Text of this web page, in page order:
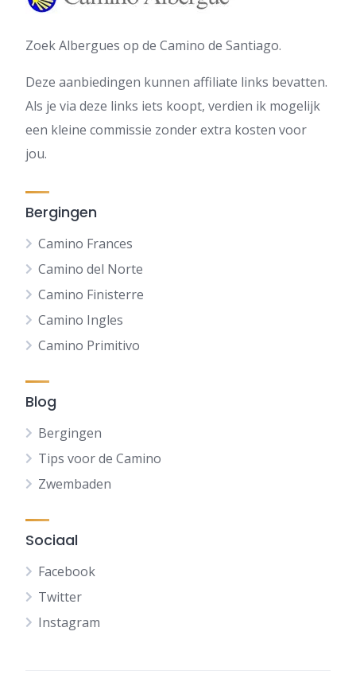
Zoek Albergues op de Camino de Santiago.
Deze aanbiedingen kunnen affiliate links bevatten.
Als je via deze links iets koopt, verdien ik mogelijk
een kleine commissie zonder extra kosten voor
jou.
Bergingen
Camino Frances
Camino del Norte
Camino Finisterre
Camino Ingles
Camino Primitivo
Blog
Bergingen
Tips voor de Camino
Zwembaden
Sociaal
Facebook
Twitter
Instagram